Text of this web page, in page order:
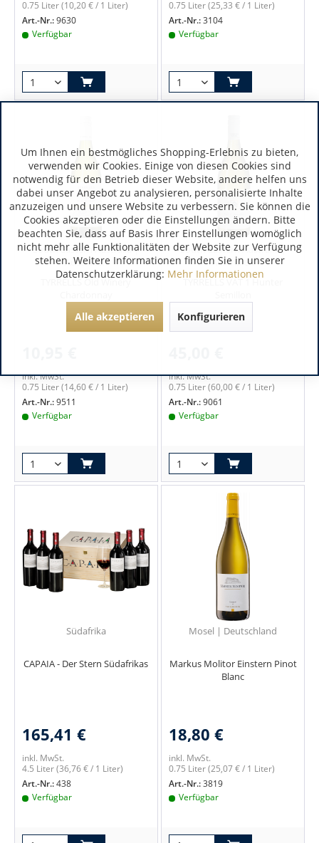
0.75 Liter(10,20 € / 1 Liter)
Art.-Nr.:9630
Verfügbar
0.75 Liter(25,33 € / 1 Liter)
Art.-Nr.:3104
Verfügbar
South Eastern Australia |
Australien
TYRRELLS Old Winery
inkl. MwSt.
0.75 Liter(14,60 € / 1 Liter)
Art.-Nr.:9511
Verfügbar
South Eastern Australia |
Australien
TYRRELLS VAT 1 Hunter
inkl. MwSt.
0.75 Liter(60,00 € / 1 Liter)
Art.-Nr.:9061
Verfügbar
Südafrika
CAPAIA - Der Stern Südafrikas
165,41 €
inkl. MwSt.
4.5 Liter(36,76 € / 1 Liter)
Art.-Nr.:438
Verfügbar
Mosel | Deutschland
Markus Molitor Einstern Pinot
Blanc
18,80 €
inkl. MwSt.
0.75 Liter(25,07 € / 1 Liter)
Art.-Nr.:3819
Verfügbar
Um Ihnen ein bestmögliches Shopping-Erlebnis zu bieten,
verwenden wir Cookies. Einige von diesen Cookies sind
notwendig für den Betrieb dieser Website, andere helfen uns
dabei unser Angebot zu analysieren, personalisierte Inhalte
anzuzeigen und unsere Website zu verbessern. Sie können die
Cookies akzeptieren oder die Einstellungen ändern. Bitte
beachten Sie, dass auf Basis Ihrer Einstellungen womöglich
nicht mehr alle Funktionalitäten der Website zur Verfügung
stehen. Weitere Informationen finden Sie in unserer
Datenschutzerklärung: Mehr Informationen
Alle akzeptieren Konfigurieren